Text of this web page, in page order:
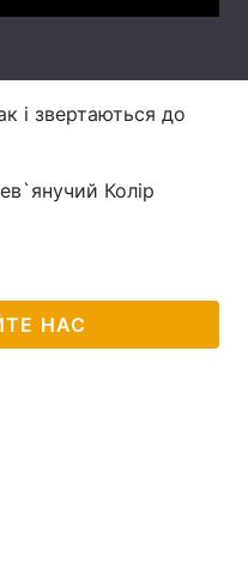
і звертаються до
Колір
НАС